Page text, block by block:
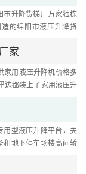
市升降货梯厂万家独栋
的绵阳市液压升降货
家
家用液压升降机价格多
边都装上了家用液压升
用型液压升降平台，关
和地下停车场楼高间轿